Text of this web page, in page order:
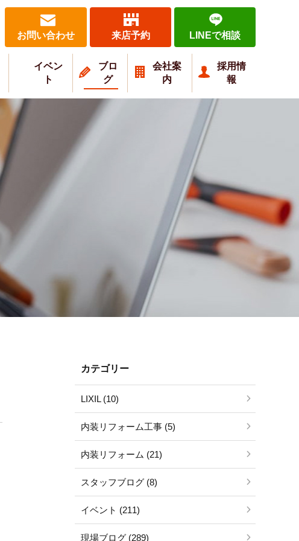
お問い合わせ 来店予約 LINEで相談
イベン
ト
ブロ
グ
会社案
内
採用情
報
カテゴリー
LIXIL (10)
内装リフォーム工事 (5)
内装リフォーム (21)
スタッフブログ (8)
イベント (211)
現場ブログ (289)